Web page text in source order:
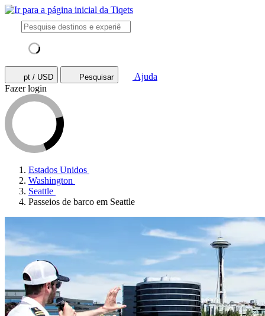
pt / USD Pesquisar
Ajuda
Fazer login
Estados Unidos
Washington
Seattle
Passeios de barco em Seattle